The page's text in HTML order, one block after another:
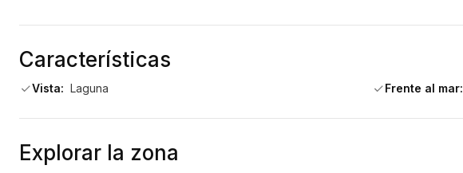
Características
Vista: Laguna Frente al mar:
Explorar la zona